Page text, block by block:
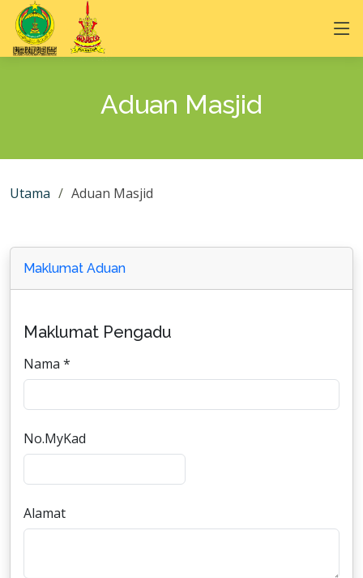
Aduan Masjid
Utama Aduan Masjid
Maklumat Aduan
Maklumat Pengadu
Nama *
No.MyKad
Alamat